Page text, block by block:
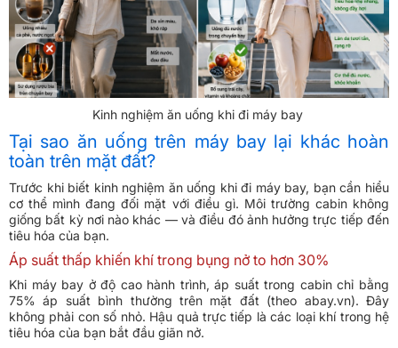
Kinh nghiệm ăn uống khi đi máy bay
Tại sao ăn uống trên máy bay lại khác hoàn
toàn trên mặt đất?
Trước khi biết kinh nghiệm ăn uống khi đi máy bay, bạn cần hiểu
cơ thể mình đang đối mặt với điều gì. Môi trường cabin không
giống bất kỳ nơi nào khác — và điều đó ảnh hưởng trực tiếp đến
tiêu hóa của bạn.
Áp suất thấp khiến khí trong bụng nở to hơn 30%
Khi máy bay ở độ cao hành trình, áp suất trong cabin chỉ bằng
75% áp suất bình thường trên mặt đất (theo abay.vn). Đây
không phải con số nhỏ. Hậu quả trực tiếp là các loại khí trong hệ
tiêu hóa của bạn bắt đầu giãn nở.